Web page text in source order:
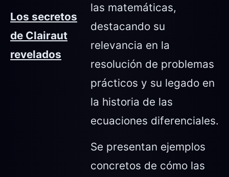
Los secretos
de Clairaut
revelados
las matemáticas,
destacando su
relevancia en la
resolución de problemas
prácticos y su legado en
la historia de las
ecuaciones diferenciales.
Se presentan ejemplos
concretos de cómo las